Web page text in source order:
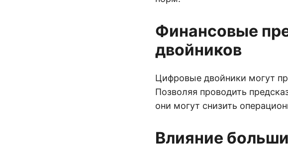
Финансовые
двойников
Цифровые двойники могут
Позволяя проводить
они могут снизить
Влияние